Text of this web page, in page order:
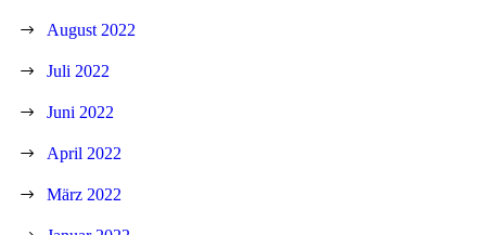
August 2022
Juli 2022
Juni 2022
April 2022
März 2022